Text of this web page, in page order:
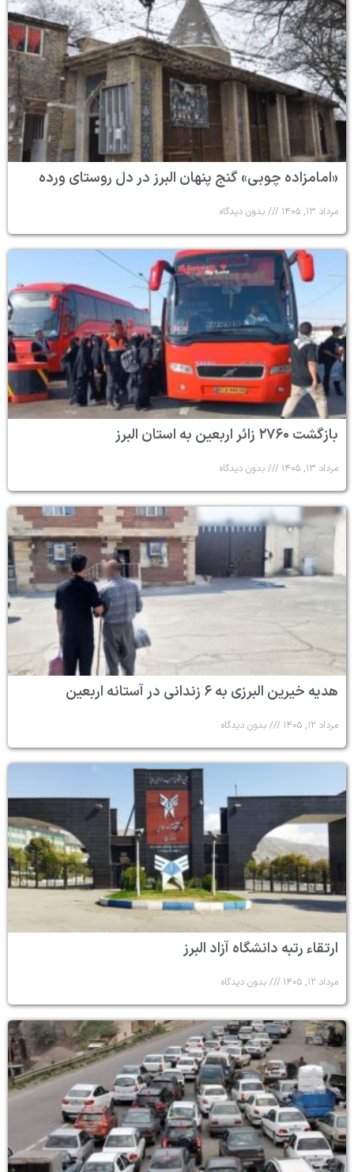
«امامزاده چوبی» گنج پنهان البرز در دل روستای ورده
مرداد ۱۳, ۱۴۰۵ بدون دیدگاه
بازگشت ۲۷۶۰ زائر اربعین به استان البرز
مرداد ۱۳, ۱۴۰۵ بدون دیدگاه
هدیه خیرین البرزی به ۶ زندانی در آستانه اربعین
مرداد ۱۲, ۱۴۰۵ بدون دیدگاه
ارتقاء رتبه دانشگاه آزاد البرز
مرداد ۱۲, ۱۴۰۵ بدون دیدگاه